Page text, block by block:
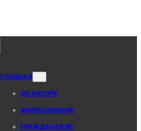
ГЛАВНАЯ
ОБ АВТОРЕ
ФИЛОСОФСКИЕ
ГРАЖДАНСКИЕ